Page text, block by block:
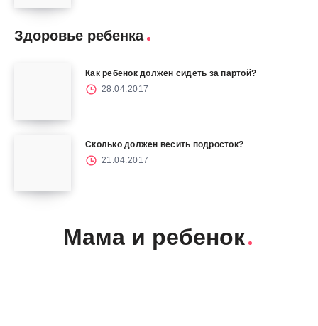
Здоровье ребенка
Как ребенок должен сидеть за партой?
28.04.2017
Сколько должен весить подросток?
21.04.2017
Мама и ребенок